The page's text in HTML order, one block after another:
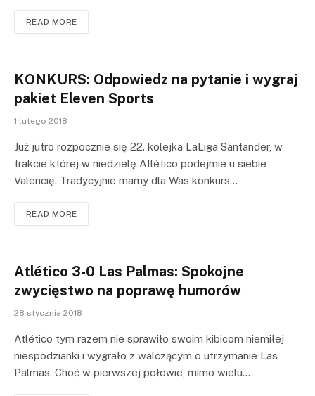
READ MORE
KONKURS: Odpowiedz na pytanie i wygraj
pakiet Eleven Sports
1 lutego 2018
Już jutro rozpocznie się 22. kolejka LaLiga Santander, w
trakcie której w niedzielę Atlético podejmie u siebie
Valencię. Tradycyjnie mamy dla Was konkurs…
READ MORE
Atlético 3-0 Las Palmas: Spokojne
zwycięstwo na poprawę humorów
28 stycznia 2018
Atlético tym razem nie sprawiło swoim kibicom niemiłej
niespodzianki i wygrało z walczącym o utrzymanie Las
Palmas. Choć w pierwszej połowie, mimo wielu…